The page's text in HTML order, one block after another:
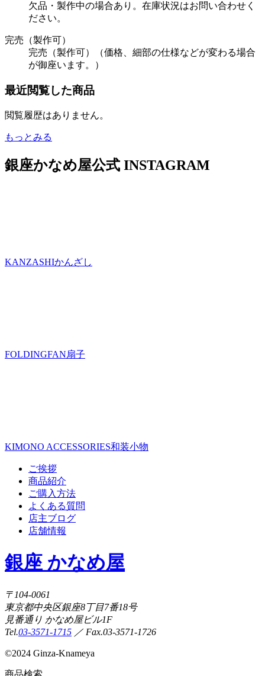
欠品・製作中の場合あり。在庫状況はお問い合わせく
ださい。
完売（製作可）
完売（製作可）（価格、細部の仕様などが変わる場合
が御座います。）
最近閲覧した商品
閲覧履歴はありません。
もっとみる
銀座かなめ屋公式 INSTAGRAM
KANZASHIかんざし
FOLDINGFAN扇子
KIMONO ACCESSORIES和装小物
ご挨拶
商品紹介
ご購入方法
よくある質問
店主ブログ
店舗情報
銀座 かなめ屋
〒104-0061
東京都中央区銀座8丁目7番18号
見番通り かなめ屋ビル1F
Tel.03-3571-1715 ／ Fax.03-3571-1726
©2024 Ginza-Knameya
商品検索